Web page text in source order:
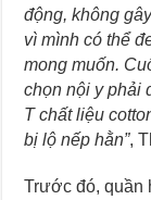
động, không
vì mình có thể
mong muốn.
chọn nội y phải
T chất liệu
bị lộ nếp hằn”,
Trước đó, quần